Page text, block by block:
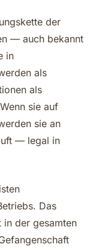
der
— auch bekannt
in
als
als
sie auf
sie an
— legal in
Das
in der gesamten